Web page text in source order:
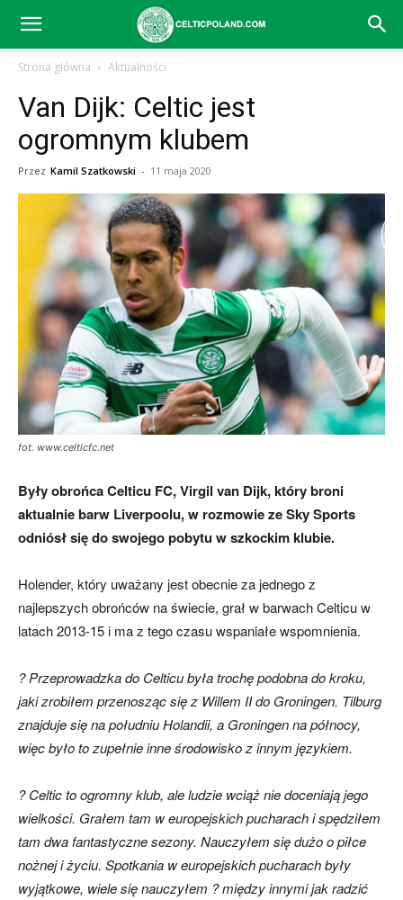
Celtic
Glasgow
aktualności
(transfery,
mecze,
Strona główna Aktualności
Van Dijk: Celtic jest
ogromnym klubem
Przez Kamil Szatkowski - 11 maja 2020
fot. www.celticfc.net
Były obrońca Celticu FC, Virgil van Dijk, który broni
aktualnie barw Liverpoolu, w rozmowie ze Sky Sports
odniósł się do swojego pobytu w szkockim klubie.
Holender, który uważany jest obecnie za jednego z
najlepszych obrońców na świecie, grał w barwach Celticu w
latach 2013-15 i ma z tego czasu wspaniałe wspomnienia.
? Przeprowadzka do Celticu była trochę podobna do kroku,
jaki zrobiłem przenosząc się z Willem II do Groningen. Tilburg
znajduje się na południu Holandii, a Groningen na północy,
więc było to zupełnie inne środowisko z innym językiem.
? Celtic to ogromny klub, ale ludzie wciąż nie doceniają jego
wielkości. Grałem tam w europejskich pucharach i spędziłem
tam dwa fantastyczne sezony. Nauczyłem się dużo o piłce
nożnej i życiu. Spotkania w europejskich pucharach były
wyjątkowe, wiele się nauczyłem ? między innymi jak radzić